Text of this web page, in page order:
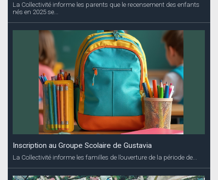
La Collectivité informe les parents que le recensement des enfants
nés en 2025 se...
Inscription au Groupe Scolaire de Gustavia
La Collectivité informe les familles de l’ouverture de la période de...